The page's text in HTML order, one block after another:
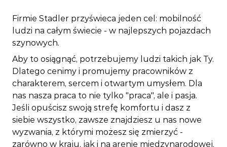
Firmie Stadler przyświeca jeden cel: mobilność
ludzi na całym świecie - w najlepszych pojazdach
szynowych.
Aby to osiągnąć, potrzebujemy ludzi takich jak Ty.
Dlatego cenimy i promujemy pracowników z
charakterem, sercem i otwartym umysłem. Dla
nas nasza praca to nie tylko "praca", ale i pasja.
Jeśli opuścisz swoją strefę komfortu i dasz z
siebie wszystko, zawsze znajdziesz u nas nowe
wyzwania, z którymi możesz się zmierzyć -
zarówno w kraju, jak i na arenie międzynarodowej.